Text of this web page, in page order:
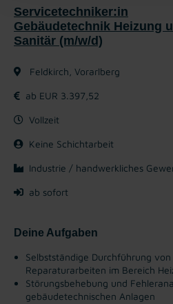
Servicetechniker:in
Gebäudetechnik Heizung u
Sanitär (m/w/d)
Feldkirch, Vorarlberg
ab EUR 3.397,52
Vollzeit
Keine Schichtarbeit
Industrie / handwerkliches
ab sofort
Deine Aufgaben
Selbstständige Durchführung
Reparaturarbeiten im Bereich
Störungsbehebung und
gebäudetechnischen Anlagen